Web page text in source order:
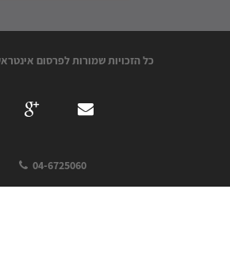
כל הזכויות שמורות לפרסום
04-6725060